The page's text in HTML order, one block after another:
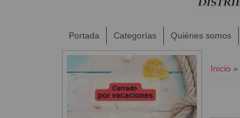
Portada Categorías Quiénes somos
Inicio »